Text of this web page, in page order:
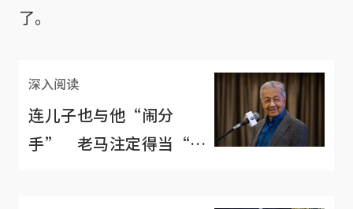
了。
深入阅读
连儿子也与他“闹分
手” 老马注定得当“独